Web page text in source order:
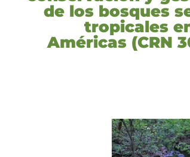
de los bosques
tropicales
Américas (CRN